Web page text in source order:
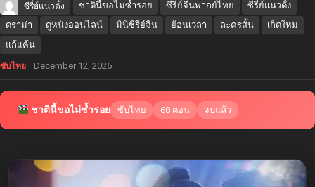
ซีรี่ย์แนวตั้ง ชาตินี้ขอไม่ซ้ำรอย ซีรี่ย์จีนพากย์ไทย
ซีรี่ย์แนวตั้ง
ดราม่า
ดูหนังออนไลน์ มินิซีรี่ย์จีน ย้อนเวลา ละครสั้น
เกิดใหม่
แก้แค้น
ซับไทย December 12, 2025
ชาตินี้ขอไม่ซ้ำรอย ซับไทย 68 ตอน จบแล้ว